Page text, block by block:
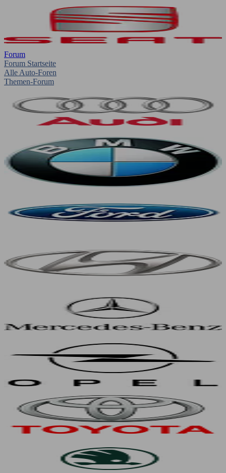
Forum
Forum Startseite
Alle Auto-Foren
Themen-Forum